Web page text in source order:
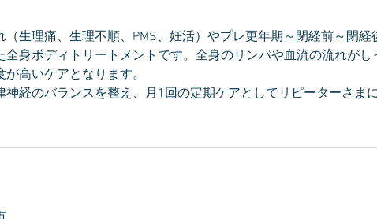
（生理痛、生理不順、PMS、妊活）やプレ更年期～閉経前～閉経
全身ボディトリートメントです。全身のリンパや血流の流れがし
高いケアとなります。
神経のバランスを整え、月1回の定期ケアとしてリピーターさま